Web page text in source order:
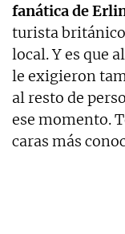
fanática de
turista
local. Y es que
le exigieron
al resto de
ese momento.
caras más